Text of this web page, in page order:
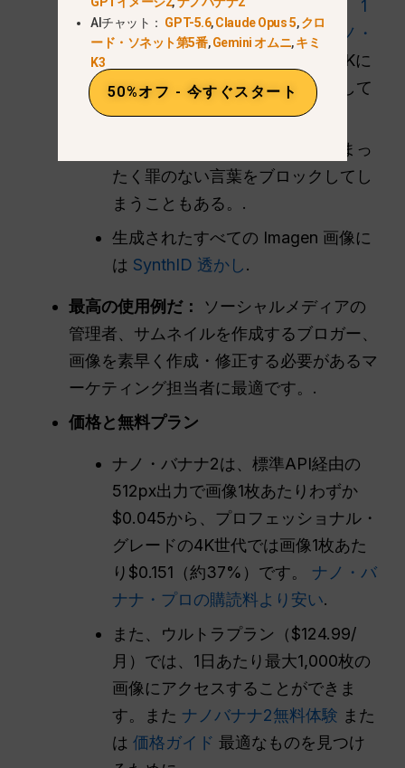
うな厳しい制限を設けています。 1
日10～20枚, そして理解する ナノ・
は、通常1Kに
制限されていることを明らかにして
いる。.
安全フィルターが強引すぎて、まっ
たく罪のない言葉をブロックしてし
まうこともある。.
生成されたすべての Imagen 画像に
は SynthID 透かし.
最高の使用例だ：
ソーシャルメディアの
管理者、サムネイルを作成するブロガー、
画像を素早く作成・修正する必要があるマ
ーケティング担当者に最適です。.
価格と無料プラン
ナノ・バナナ2は、標準API経由の
512px出力で画像1枚あたりわずか
$0.045から、プロフェッショナル・
グレードの4K世代では画像1枚あた
り$0.151（約37%）です。 ナノ・バ
ナナ・プロの購読料より安い.
また、ウルトラプラン（$124.99/
月）では、1日あたり最大1,000枚の
画像にアクセスすることができま
す。また ナノバナナ2無料体験 また
は価格ガイド 最適なものを見つけ
AIチャット： GPT-5.6,Claude Opus 5,クロ
ード・ソネット第5番,Gemini オムニ,キミ
K3
50%オフ - 今すぐスタート